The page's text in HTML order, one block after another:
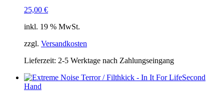
25,00 €
inkl. 19 % MwSt.
zzgl. Versandkosten
Lieferzeit: 2-5 Werktage nach Zahlungseingang
Second
Hand